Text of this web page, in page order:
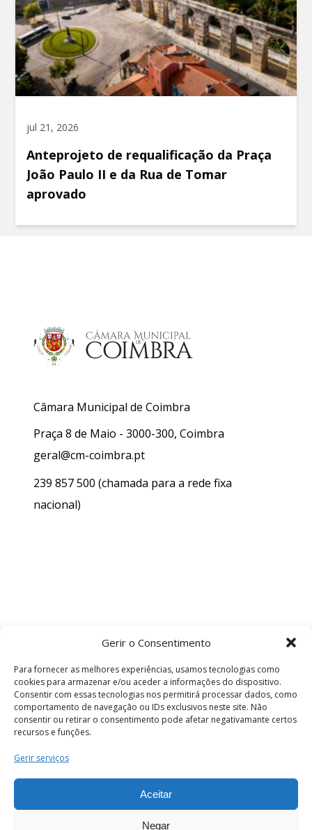
Gerir o Consentimento
Para fornecer as melhores experiências, usamos tecnologias como
cookies para armazenar e/ou aceder a informações do dispositivo.
Consentir com essas tecnologias nos permitirá processar dados, como
comportamento de navegação ou IDs exclusivos neste site. Não
consentir ou retirar o consentimento pode afetar negativamante certos
recursos e funções.
Gerir serviços
Aceitar
Negar
jul 21, 2026
Anteprojeto de requalificação da Praça
João Paulo II e da Rua de Tomar
aprovado
Câmara Municipal de Coimbra
Praça 8 de Maio - 3000-300, Coimbra
geral@cm-coimbra.pt
239 857 500 (chamada para a rede fixa
nacional)
Termos e Condições
os direitos reservados.